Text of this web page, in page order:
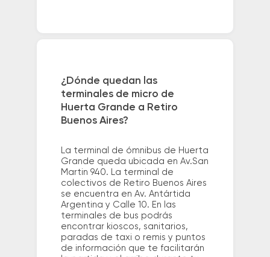
¿Dónde quedan las
terminales de micro de
Huerta Grande a Retiro
Buenos Aires?
La terminal de ómnibus de Huerta
Grande queda ubicada en Av.San
Martin 940. La terminal de
colectivos de Retiro Buenos Aires
se encuentra en Av. Antártida
Argentina y Calle 10. En las
terminales de bus podrás
encontrar kioscos, sanitarios,
paradas de taxi o remis y puntos
de información que te facilitarán